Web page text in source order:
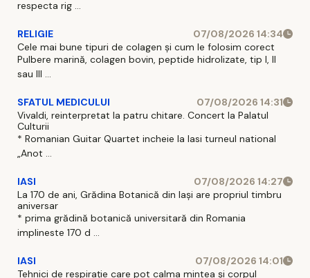
respecta rig ...
RELIGIE
07/08/2026 14:34
Cele mai bune tipuri de colagen și cum le folosim corect
Pulbere marină, colagen bovin, peptide hidrolizate, tip I, II
sau III ...
SFATUL MEDICULUI
07/08/2026 14:31
Vivaldi, reinterpretat la patru chitare. Concert la Palatul
Culturii
* Romanian Guitar Quartet incheie la Iasi turneul national
„Anot ...
IASI
07/08/2026 14:27
La 170 de ani, Grădina Botanică din Iași are propriul timbru
aniversar
* prima grădină botanică universitară din Romania
implineste 170 d ...
IASI
07/08/2026 14:01
Tehnici de respirație care pot calma mintea și corpul